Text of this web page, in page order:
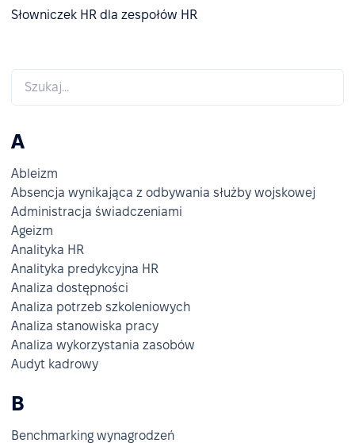
Słowniczek HR dla zespołów HR
A
Ableizm
Absencja wynikająca z odbywania służby wojskowej
Administracja świadczeniami
Ageizm
Analityka HR
Analityka predykcyjna HR
Analiza dostępności
Analiza potrzeb szkoleniowych
Analiza stanowiska pracy
Analiza wykorzystania zasobów
Audyt kadrowy
B
Benchmarking wynagrodzeń